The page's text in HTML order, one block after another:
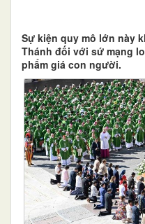
Sự kiện quy mô lớn này
Thánh đối với sứ mạng
phẩm giá con người.